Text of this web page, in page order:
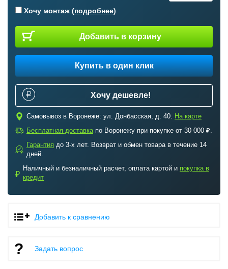
Хочу монтаж (подробнее)
Добавить в корзину
Купить в один клик
Хочу дешевле!
c Самовывоз в Воронеже: ул. Донбасская, д. 40. На карте
a Бесплатная доставкапо Воронежу при покупке от 30 000 ₽.
b
Гарантия до 3-х лет. Возврат и обмен товара в течение 14
дней.
₽
Наличный и безналичный расчет, оплата картой и покупка в
кредит
Добавить к сравнению
Задать вопрос